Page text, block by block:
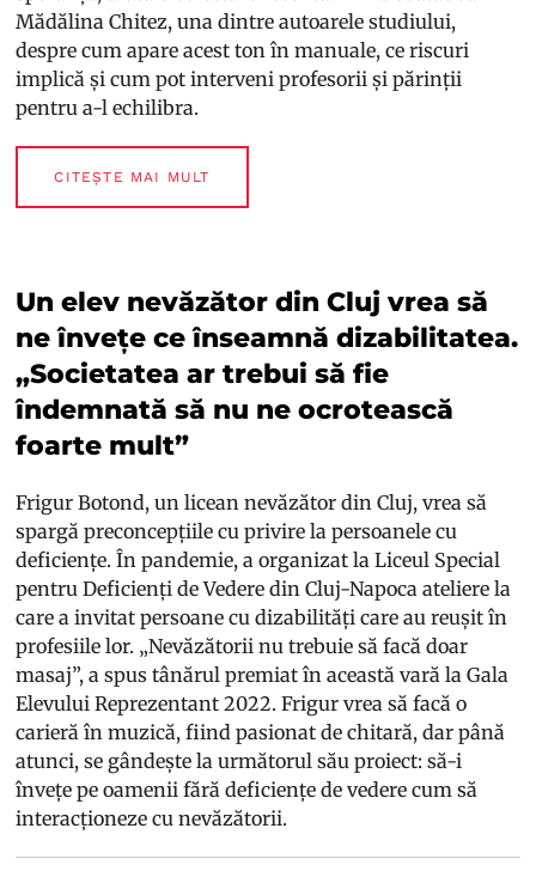
Mădălina Chitez, una dintre autoarele studiului,
despre cum apare acest ton în manuale, ce riscuri
implică și cum pot interveni profesorii și părinții
pentru a-l echilibra.
CITEȘTE MAI MULT
Un elev nevăzător din Cluj vrea să
ne învețe ce înseamnă dizabilitatea.
„Societatea ar trebui să fie
îndemnată să nu ne ocrotească
foarte mult”
Frigur Botond, un licean nevăzător din Cluj, vrea să
spargă preconcepțiile cu privire la persoanele cu
deficiențe. În pandemie, a organizat la Liceul Special
pentru Deficienți de Vedere din Cluj-Napoca ateliere la
care a invitat persoane cu dizabilități care au reușit în
profesiile lor. „Nevăzătorii nu trebuie să facă doar
masaj”, a spus tânărul premiat în această vară la Gala
Elevului Reprezentant 2022. Frigur vrea să facă o
carieră în muzică, fiind pasionat de chitară, dar până
atunci, se gândește la următorul său proiect: să-i
învețe pe oamenii fără deficiențe de vedere cum să
interacționeze cu nevăzătorii.